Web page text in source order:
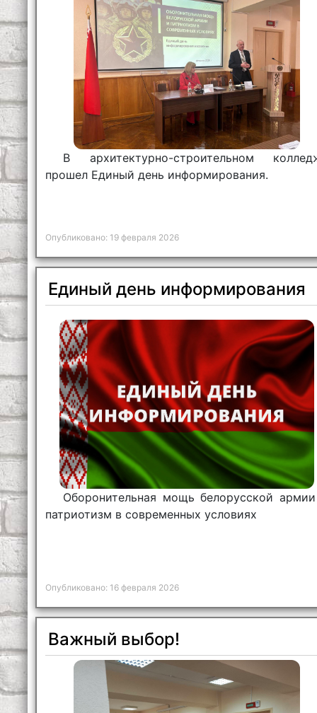
В архитектурно-строительном
прошел Единый день информирования.
Опубликовано: 19 февраля 2026
Единый день информирования
Оборонительная мощь белорусской
патриотизм в современных условиях
Опубликовано: 16 февраля 2026
Важный выбор!